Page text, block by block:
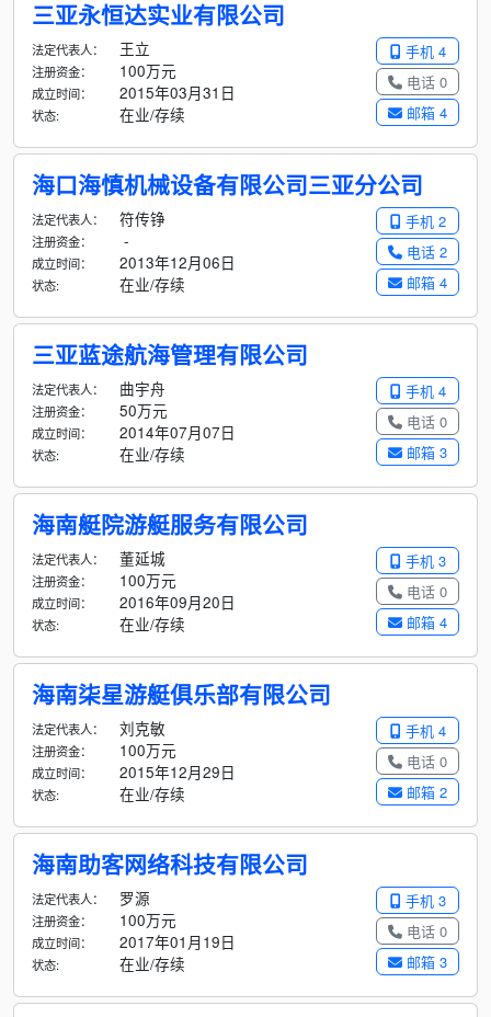
三亚永恒达实业有限公司
手机 4
电话 0
邮箱 4
法定代表人： 王立
注册资金： 100万元
成立时间： 2015年03月31日
状态: 在业/存续
海口海慎机械设备有限公司三亚分公司
手机 2
电话 2
邮箱 4
法定代表人： 符传铮
注册资金： -
成立时间： 2013年12月06日
状态: 在业/存续
三亚蓝途航海管理有限公司
手机 4
电话 0
邮箱 3
法定代表人： 曲宇舟
注册资金： 50万元
成立时间： 2014年07月07日
状态: 在业/存续
海南艇院游艇服务有限公司
手机 3
电话 0
邮箱 4
法定代表人： 董延城
注册资金： 100万元
成立时间： 2016年09月20日
状态: 在业/存续
海南柒星游艇俱乐部有限公司
手机 4
电话 0
邮箱 2
法定代表人： 刘克敏
注册资金： 100万元
成立时间： 2015年12月29日
状态: 在业/存续
海南助客网络科技有限公司
手机 3
电话 0
邮箱 3
法定代表人： 罗源
注册资金： 100万元
成立时间： 2017年01月19日
状态: 在业/存续